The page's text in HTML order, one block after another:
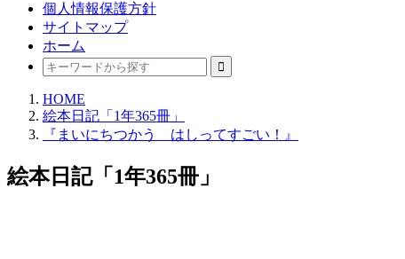
個人情報保護方針
サイトマップ
ホーム
HOME
絵本日記「1年365冊」
『まいにちつかう はしってすごい！』
絵本日記「1年365冊」